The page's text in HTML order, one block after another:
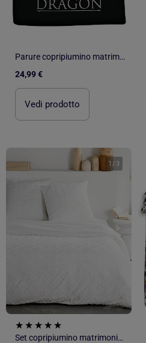
Parure copripiumino matrimoniale reversibile nera House of Dragon
24,99 €
Vedi prodotto
1 / 3
Set copripiumino matrimoniale - 3 pezzi - copripiumino + 2 federe